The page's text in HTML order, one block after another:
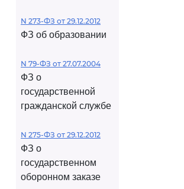
N 273-ФЗ от 29.12.2012
ФЗ об образовании
N 79-ФЗ от 27.07.2004
ФЗ о
государственной
гражданской службе
N 275-ФЗ от 29.12.2012
ФЗ о
государственном
оборонном заказе